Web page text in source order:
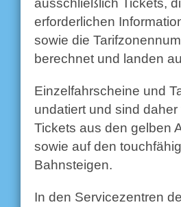
erforderlichen
sowie die
berechnet und landen
Einzelfahrscheine und
undatiert und sind
Tickets aus den gelben
sowie auf den
Bahnsteigen.
In den Servicezentren